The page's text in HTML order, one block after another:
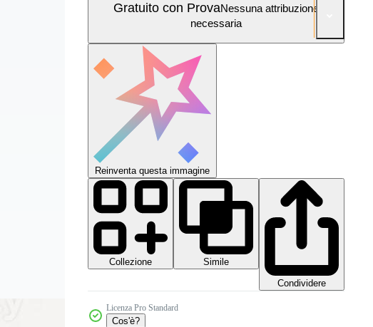
Gratuito con ProvaNessuna attribuzione
necessaria
Reinventa questa immagine
Collezione
Simile
Condividere
Licenza Pro Standard
Cos'è?